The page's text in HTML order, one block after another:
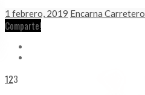
1 febrero, 2019 Encarna Carretero
Comparte!
123